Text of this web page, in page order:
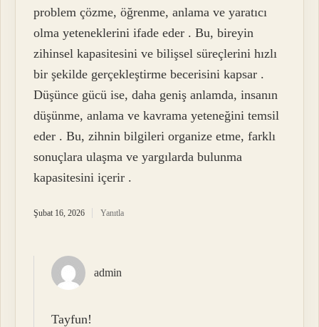
problem çözme, öğrenme, anlama ve yaratıcı
olma yeteneklerini ifade eder . Bu, bireyin
zihinsel kapasitesini ve bilişsel süreçlerini hızlı
bir şekilde gerçekleştirme becerisini kapsar .
Düşünce gücü ise, daha geniş anlamda, insanın
düşünme, anlama ve kavrama yeteneğini temsil
eder . Bu, zihnin bilgileri organize etme, farklı
sonuçlara ulaşma ve yargılarda bulunma
kapasitesini içerir .
Şubat 16, 2026 Yanıtla
admin
Tayfun!